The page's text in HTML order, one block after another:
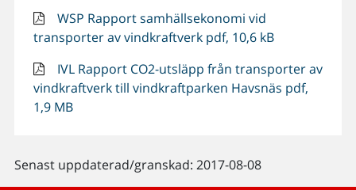
WSP Rapport samhällsekonomi vid
transporter av vindkraftverk pdf, 10,6 kB
IVL Rapport CO2-utsläpp från transporter av
vindkraftverk till vindkraftparken Havsnäs pdf,
1,9 MB
Senast uppdaterad/granskad: 2017-08-08